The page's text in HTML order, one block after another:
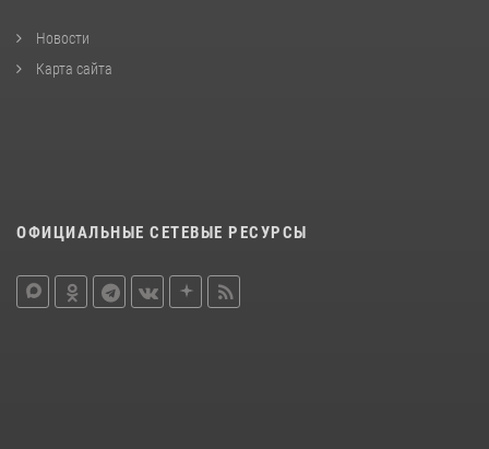
Новости
Карта сайта
ОФИЦИАЛЬНЫЕ СЕТЕВЫЕ РЕСУРСЫ